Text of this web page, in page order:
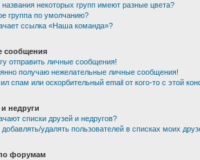
некоторых групп имеют разные цвета?
группа по умолчанию?
ссылка «Наша команда»?
сообщения
отправить личные сообщения!
получаю нежелательные личные сообщения!
спам или оскорбительный email от кого-то с этой
недруги
списки друзей и недругов?
удалять пользователей в списках моих
форумам